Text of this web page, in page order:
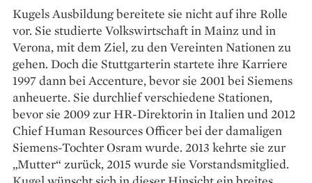
Kugels Ausbildung bereitete sie nicht auf ihre Rolle
vor. Sie studierte Volkswirtschaft in Mainz und in
Verona, mit dem Ziel, zu den Vereinten Nationen zu
gehen. Doch die Stuttgarterin startete ihre Karriere
1997 dann bei Accenture, bevor sie 2001 bei Siemens
anheuerte. Sie durchlief verschiedene Stationen,
bevor sie 2009 zur HR-Direktorin in Italien und 2012
Chief Human Resources Officer bei der damaligen
Siemens-Tochter Osram wurde. 2013 kehrte sie zur
„Mutter“ zurück, 2015 wurde sie Vorstandsmitglied.